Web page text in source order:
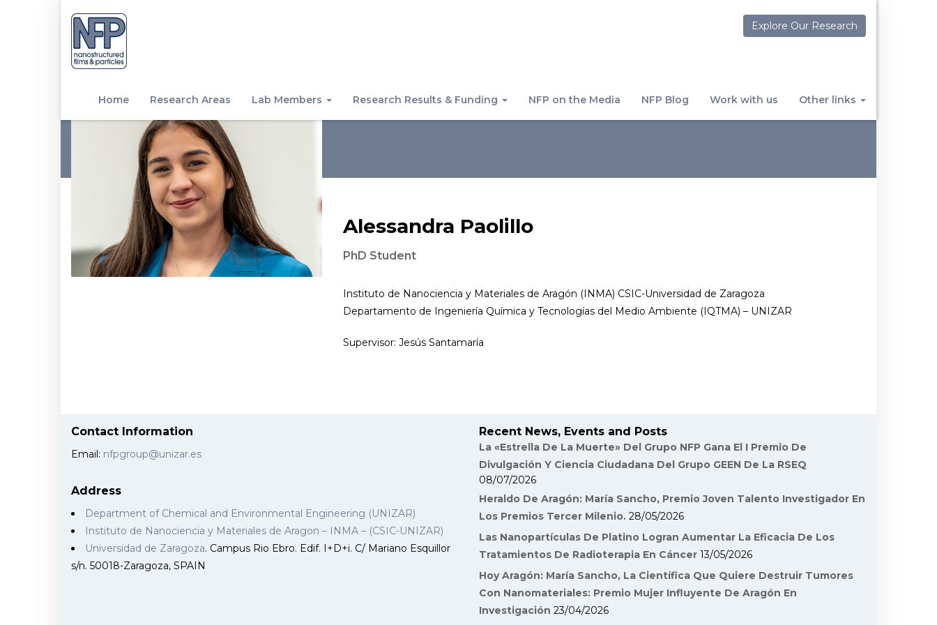
Explore Our Research
Home Research Areas Lab Members Research Results & Funding NFP on the Media NFP Blog Work with us Other links
Alessandra Paolillo
PhD Student
Instituto de Nanociencia y Materiales de Aragón (INMA) CSIC-Universidad de Zaragoza
Departamento de Ingeniería Química y Tecnologías del Medio Ambiente (IQTMA) – UNIZAR
Supervisor: Jesús Santamaría
Contact Information
Email: nfpgroup@unizar.es
Address
Department of Chemical and Environmental Engineering (UNIZAR)
Instituto de Nanociencia y Materiales de Aragon – INMA – (CSIC-UNIZAR)
Universidad de Zaragoza. Campus Rio Ebro. Edif. I+D+i. C/ Mariano Esquillor
s/n. 50018-Zaragoza, SPAIN
Recent News, Events and Posts
La «Estrella De La Muerte» Del Grupo NFP Gana El I Premio De
Divulgación Y Ciencia Ciudadana Del Grupo GEEN De La RSEQ
08/07/2026
Heraldo De Aragón: María Sancho, Premio Joven Talento Investigador En
Los Premios Tercer Milenio. 28/05/2026
Las Nanopartículas De Platino Logran Aumentar La Eficacia De Los
Tratamientos De Radioterapia En Cáncer 13/05/2026
Hoy Aragón: María Sancho, La Científica Que Quiere Destruir Tumores
Con Nanomateriales: Premio Mujer Influyente De Aragón En
Investigación 23/04/2026